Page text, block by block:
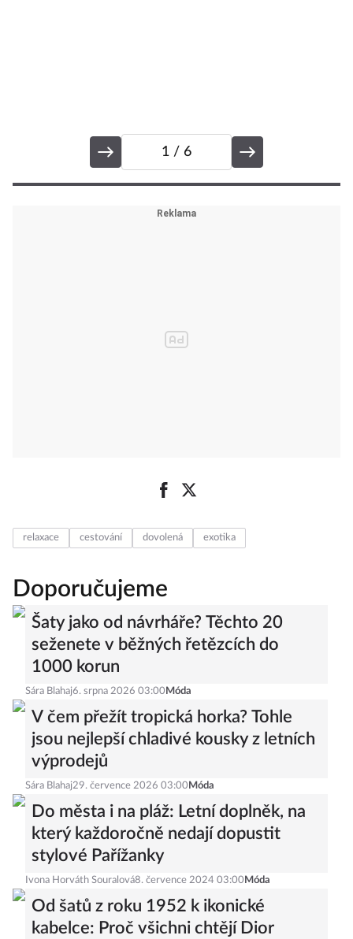
1 / 6
relaxace cestování dovolená exotika
Doporučujeme
Šaty jako od návrháře? Těchto 20
seženete v běžných řetězcích do
1000 korun
Sára Blahaj6. srpna 2026 03:00 Móda
V čem přežít tropická horka? Tohle
jsou nejlepší chladivé kousky z letních
výprodejů
Sára Blahaj29. července 2026 03:00 Móda
Do města i na pláž: Letní doplněk, na
který každoročně nedají dopustit
stylové Pařížanky
Ivona Horváth Souralová8. července 2024 03:00 Móda
Od šatů z roku 1952 k ikonické
kabelce: Proč všichni chtějí Dior